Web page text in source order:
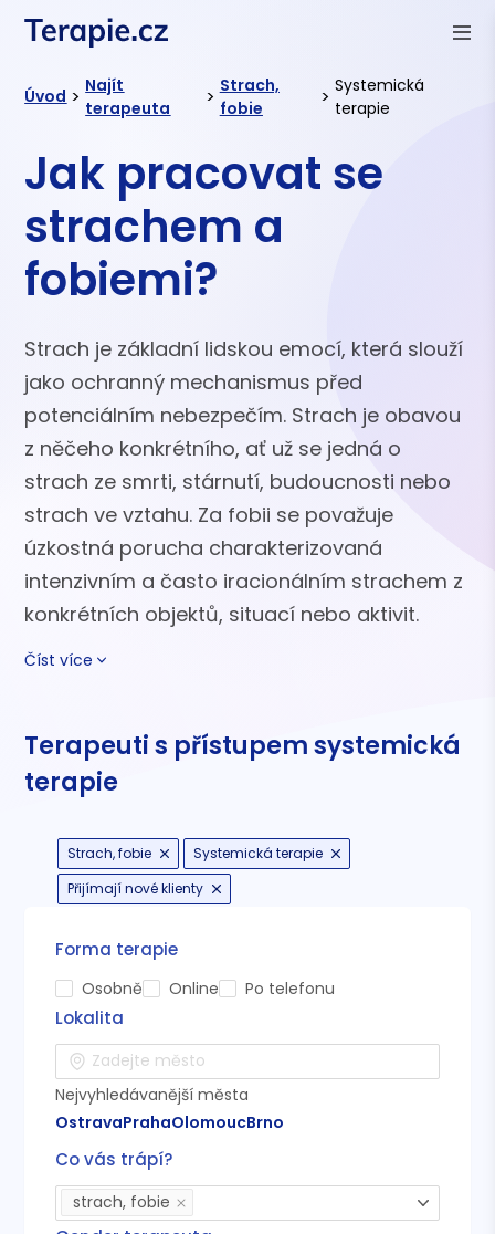
Úvod > Najít
terapeuta
> Strach,
fobie
> Systemická
terapie
Jak pracovat se
strachem a
fobiemi?
Strach je základní lidskou emocí, která slouží
jako ochranný mechanismus před
potenciálním nebezpečím. Strach je obavou
z něčeho konkrétního, ať už se jedná o
strach ze smrti, stárnutí, budoucnosti nebo
strach ve vztahu. Za fobii se považuje
úzkostná porucha charakterizovaná
intenzivním a často iracionálním strachem z
konkrétních objektů, situací nebo aktivit.
Číst více
Terapeuti s přístupem systemická
terapie
Forma terapie
Osobně Online Po telefonu
Lokalita
Nejvyhledávanější města
OstravaPrahaOlomoucBrno
Co vás trápí?
strach, fobie
Strach, fobie
Systemická terapie
Přijímají nové klienty